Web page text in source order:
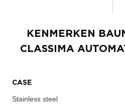
KENMERKEN
CLASSIMA
CASE
Stainless steel